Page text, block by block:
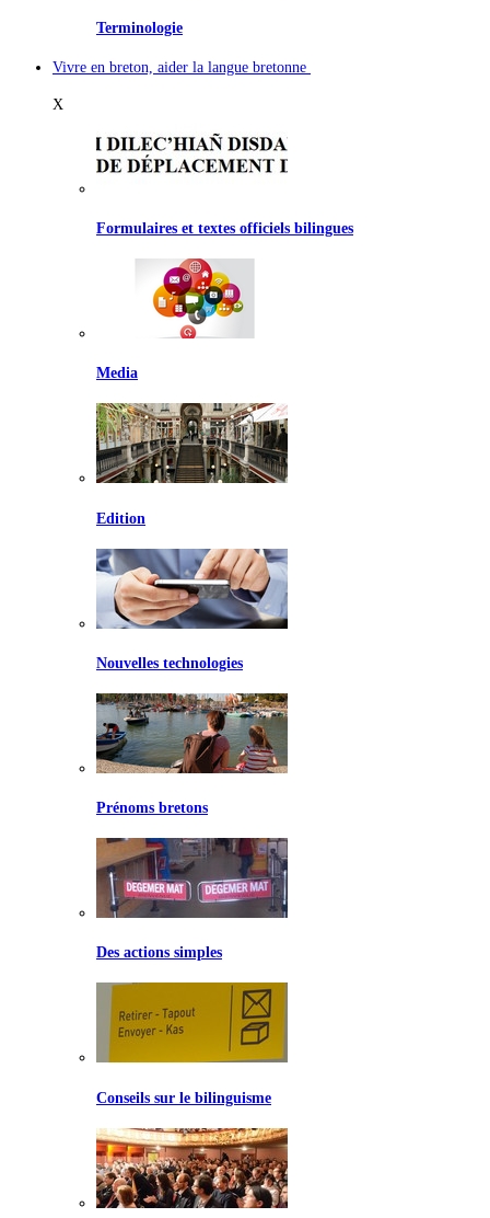
Terminologie
Vivre en breton, aider la langue bretonne
X
Formulaires et textes officiels bilingues
Media
Edition
Nouvelles technologies
Prénoms bretons
Des actions simples
Conseils sur le bilinguisme